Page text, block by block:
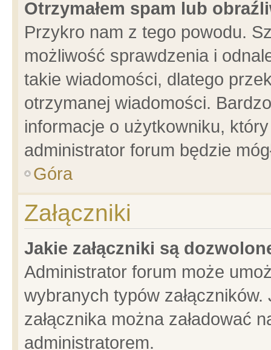
Otrzymałem spam lub
Przykro nam z tego powodu.
możliwość sprawdzenia i
takie wiadomości, dlatego
otrzymanej wiadomości.
informacje o użytkowniku,
administrator forum będzie
Góra
Załączniki
Jakie załączniki są
Administrator forum może
wybranych typów
załącznika można załadować
administratorem.